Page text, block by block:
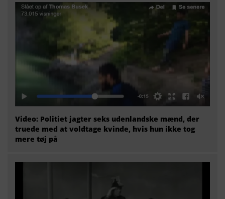
Video: Politiet jagter seks udenlandske mænd, der
truede med at voldtage kvinde, hvis hun ikke tog
mere tøj på